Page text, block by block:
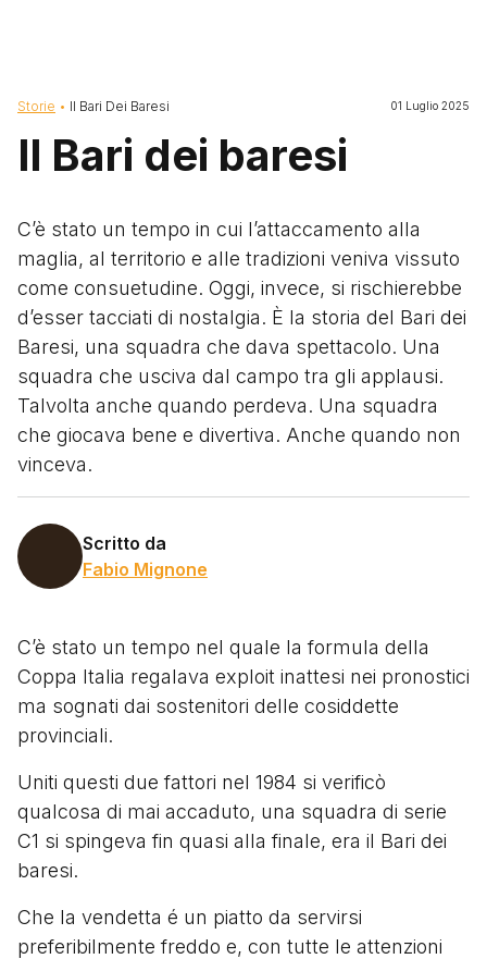
Briciole di pane
Storie Il Bari Dei Baresi 01 Luglio 2025
Il Bari dei baresi
C’è stato un tempo in cui l’attaccamento alla
maglia, al territorio e alle tradizioni veniva vissuto
come consuetudine. Oggi, invece, si rischierebbe
d’esser tacciati di nostalgia. È la storia del Bari dei
Baresi, una squadra che dava spettacolo. Una
squadra che usciva dal campo tra gli applausi.
Talvolta anche quando perdeva. Una squadra
che giocava bene e divertiva. Anche quando non
vinceva.
Scritto da
Fabio Mignone
C’è stato un tempo nel quale la formula della
Coppa Italia regalava exploit inattesi nei pronostici
ma sognati dai sostenitori delle cosiddette
provinciali.
Uniti questi due fattori nel 1984 si verificò
qualcosa di mai accaduto, una squadra di serie
C1 si spingeva fin quasi alla finale, era il Bari dei
baresi.
Che la vendetta é un piatto da servirsi
preferibilmente freddo e, con tutte le attenzioni